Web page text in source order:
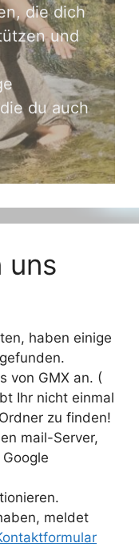
die dich
und
du auch
uns
haben einige
von GMX an. (
Ihr nicht einmal
zu finden!
mail-Server,
meldet